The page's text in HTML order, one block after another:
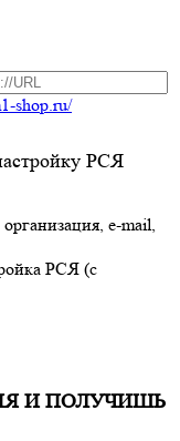
shop.ru/
РСЯ
e-mail,
РСЯ (с
И ПОЛУЧИШЬ